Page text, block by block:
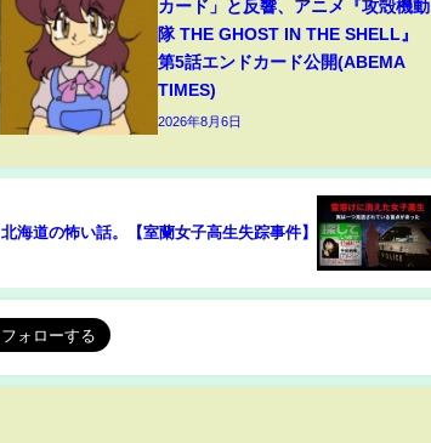
カード」と反響、アニメ『攻殻機動
隊 THE GHOST IN THE SHELL』
第5話エンドカード公開(ABEMA
TIMES)
2026年8月6日
北海道の怖い話。【室蘭女子高生失踪事件】